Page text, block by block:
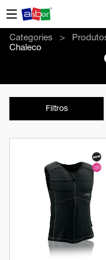
Categories
Chaleco
Filtros
Ver produto